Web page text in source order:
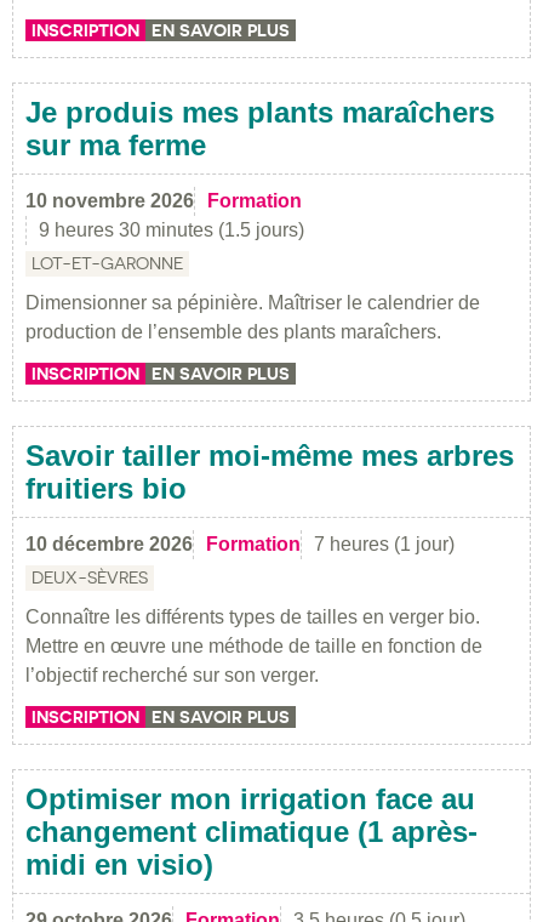
INSCRIPTION EN SAVOIR PLUS
Je produis mes plants maraîchers
sur ma ferme
10 novembre 2026
Formation
9 heures 30 minutes (1.5 jours)
LOT-ET-GARONNE
Dimensionner sa pépinière. Maîtriser le calendrier de
production de l’ensemble des plants maraîchers.
INSCRIPTION EN SAVOIR PLUS
Savoir tailler moi-même mes arbres
fruitiers bio
10 décembre 2026 Formation 7 heures (1 jour)
DEUX-SÈVRES
Connaître les différents types de tailles en verger bio.
Mettre en œuvre une méthode de taille en fonction de
l’objectif recherché sur son verger.
INSCRIPTION EN SAVOIR PLUS
Optimiser mon irrigation face au
changement climatique (1 après-
midi en visio)